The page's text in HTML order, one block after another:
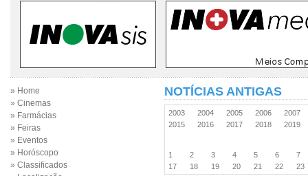
» Home
» Cinemas
» Farmácias
» Feiras
» Eventos
» Horóscopo
» Classificados
NOTÍCIAS ANTIGAS
2003 2004 2005 2006
2007
2015
2016 2017 2018 2019
1 2 3 4 5 6
7
17
18 19 20 21 22 23